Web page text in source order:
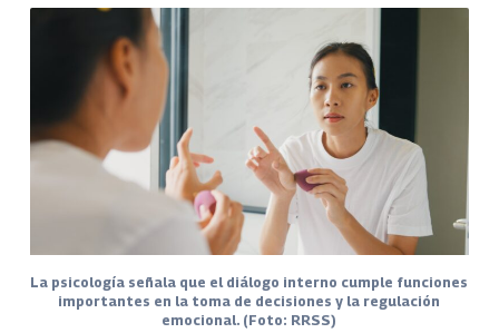
La psicología señala que el diálogo interno cumple funciones
importantes en la toma de decisiones y la regulación
emocional. (Foto: RRSS)